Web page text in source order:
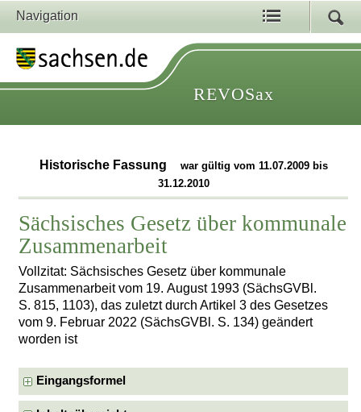
Navigation
REVOSax
Historische Fassung
war gültig vom 11.07.2009 bis
31.12.2010
Sächsisches Gesetz über kommunale
Zusammenarbeit
Vollzitat: Sächsisches Gesetz über kommunale
Zusammenarbeit vom 19. August 1993 (SächsGVBl.
S. 815, 1103), das zuletzt durch Artikel 3 des Gesetzes
vom 9. Februar 2022 (SächsGVBl. S. 134) geändert
worden ist
Eingangsformel